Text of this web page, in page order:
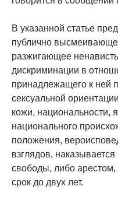
В указанной статье
публично
разжигающее
дискриминации в
принадлежащего к ней
сексуальной
кожи, национальности,
национального
положения,
взглядов,
свободы, либо
срок до двух лет.